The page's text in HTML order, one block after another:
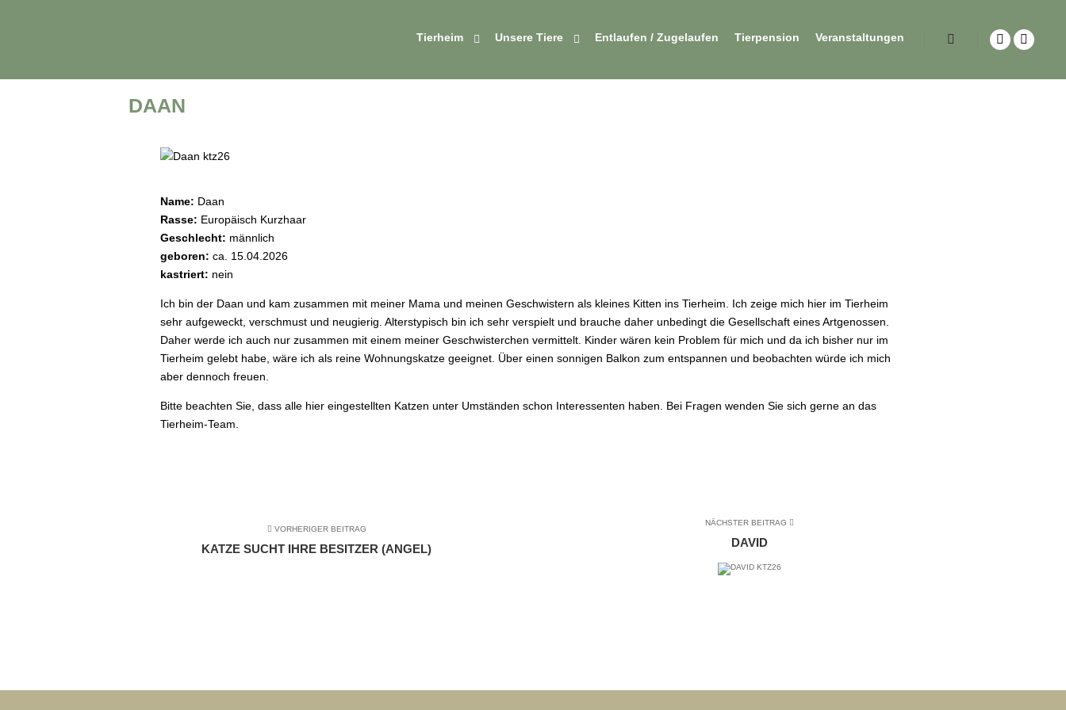
Tierheim Unsere Tiere Entlaufen / Zugelaufen Tierpension Veranstaltungen
DAAN
Name: Daan
Rasse: Europäisch Kurzhaar
Geschlecht: männlich
geboren: ca. 15.04.2026
kastriert: nein
Ich bin der Daan und kam zusammen mit meiner Mama und meinen Geschwistern als kleines Kitten ins Tierheim. Ich zeige mich hier im Tierheim
sehr aufgeweckt, verschmust und neugierig. Alterstypisch bin ich sehr verspielt und brauche daher unbedingt die Gesellschaft eines Artgenossen.
Daher werde ich auch nur zusammen mit einem meiner Geschwisterchen vermittelt. Kinder wären kein Problem für mich und da ich bisher nur im
Tierheim gelebt habe, wäre ich als reine Wohnungskatze geeignet. Über einen sonnigen Balkon zum entspannen und beobachten würde ich mich
aber dennoch freuen.
Bitte beachten Sie, dass alle hier eingestellten Katzen unter Umständen schon Interessenten haben. Bei Fragen wenden Sie sich gerne an das
Tierheim-Team.
VORHERIGER BEITRAG
KATZE SUCHT IHRE BESITZER (ANGEL)
NÄCHSTER BEITRAG
DAVID